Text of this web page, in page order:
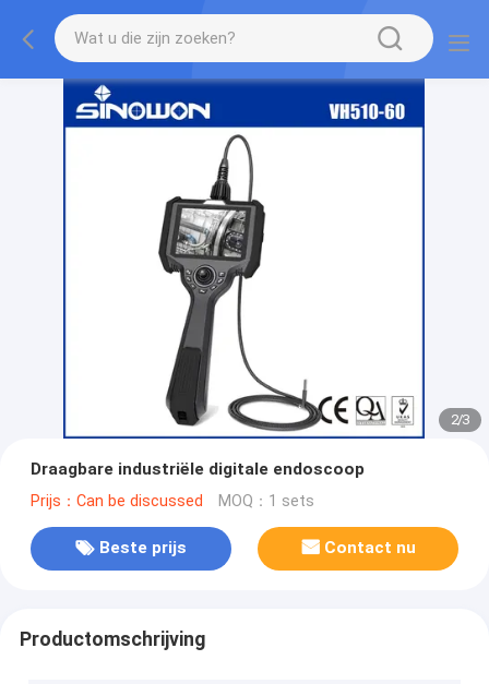
2/3
Draagbare industriële digitale endoscoop
Prijs：Can be discussed MOQ：1 sets
Beste prijs Contact nu
Productomschrijving